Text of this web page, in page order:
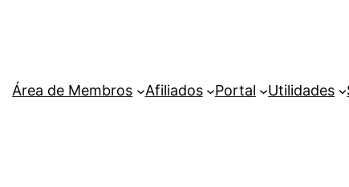
Área de Membros Afiliados Portal Utilidades